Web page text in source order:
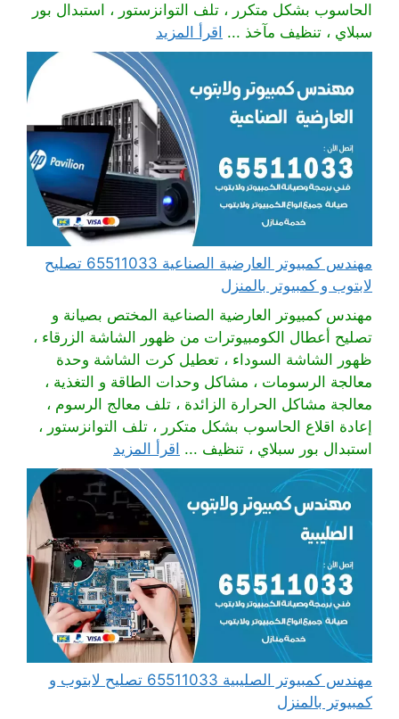
الحاسوب بشكل متكرر ، تلف التوانزستور ، استبدال بور
سبلاي ، تنظيف مآخذ ... اقرأ المزيد
مهندس كمبيوتر العارضية الصناعية 65511033 تصليح
لابتوب و كمبيوتر بالمنزل
مهندس كمبيوتر العارضية الصناعية المختص بصيانة و
تصليح أعطال الكومبيوترات من ظهور الشاشة الزرقاء ،
ظهور الشاشة السوداء ، تعطيل كرت الشاشة وحدة
معالجة الرسومات ، مشاكل وحدات الطاقة و التغذية ،
معالجة مشاكل الحرارة الزائدة ، تلف معالج الرسوم ،
إعادة اقلاع الحاسوب بشكل متكرر ، تلف التوانزستور ،
استبدال بور سبلاي ، تنظيف ... اقرأ المزيد
مهندس كمبيوتر الصليبية 65511033 تصليح لابتوب و
كمبيوتر بالمنزل